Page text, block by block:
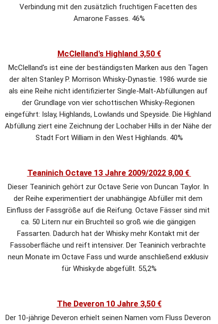
Verbindung mit den zusätzlich fruchtigen Facetten des
Amarone Fasses. 46%
McClelland's Highland 3,50 €
McClelland's ist eine der beständigsten Marken aus den Tagen
der alten Stanley P. Morrison Whisky-Dynastie. 1986 wurde sie
als eine Reihe nicht identifizierter Single-Malt-Abfüllungen auf
der Grundlage von vier schottischen Whisky-Regionen
eingeführt: Islay, Highlands, Lowlands und Speyside. Die Highland
Abfüllung ziert eine Zeichnung der Lochaber Hills in der Nähe der
Stadt Fort William in den West Highlands. 40%
Teaninich Octave 13 Jahre 2009/2022 8,00 €
Dieser Teaninich gehört zur Octave Serie von Duncan Taylor. In
der Reihe experimentiert der unabhängige Abfüller mit dem
Einfluss der Fassgröße auf die Reifung. Octave Fässer sind mit
ca. 50 Litern nur ein Bruchteil so groß wie die gängigen
Fassarten. Dadurch hat der Whisky mehr Kontakt mit der
Fassoberfläche und reift intensiver. Der Teaninich verbrachte
neun Monate im Octave Fass und wurde anschließend exklusiv
für Whisky.de abgefüllt. 55,2%
The Deveron 10 Jahre 3,50 €
Der 10-jährige Deveron erhielt seinen Namen vom Fluss Deveron